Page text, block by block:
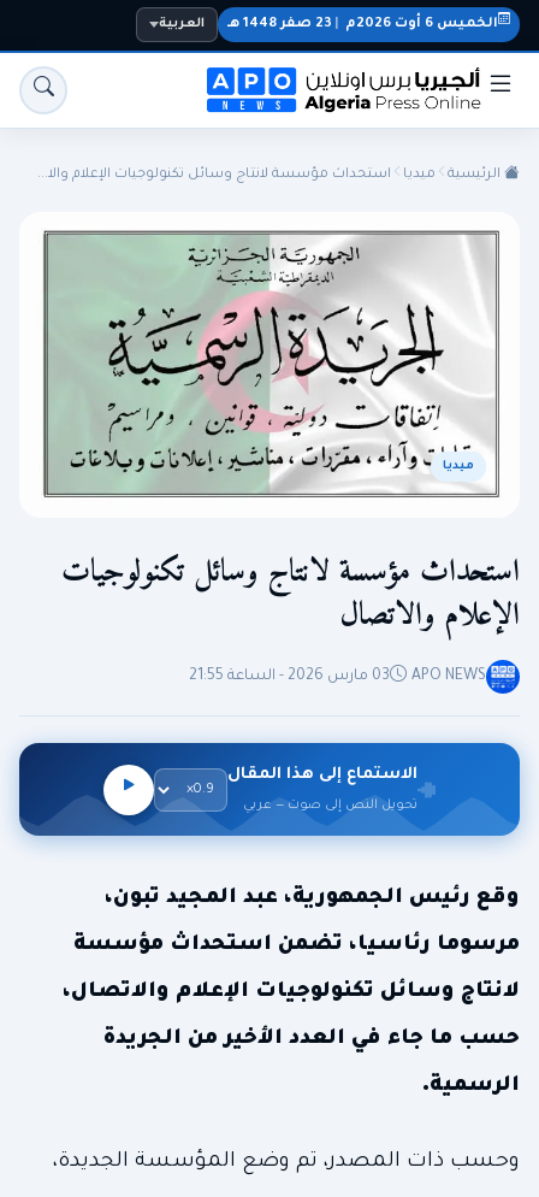
الجزائر الجالية المنتخب الوطني
اقتصاد رياضة
الخميس 6 أوت 2026م 23 صفر 1448 هـ العربية
الرئيسية ميديا استحداث مؤسسة لانتاج وسائل تكنولوجيات الإعلام والا...
ميديا
استحداث مؤسسة لانتاج وسائل تكنولوجيات
الإعلام والاتصال
APO NEWS 03 مارس 2026 - الساعة 21:55
الاستماع إلى هذا المقال
تحويل النص إلى صوت — عربي
وقع رئيس الجمهورية، عبد المجيد تبون،
مرسوما رئاسيا، تضمن استحداث مؤسسة
لانتاج وسائل تكنولوجيات الإعلام والاتصال،
حسب ما جاء في العدد الأخير من الجريدة
الرسمية.
وحسب ذات المصدر، تم وضع المؤسسة الجديدة،